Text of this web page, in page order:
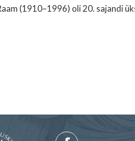
(1910–1996) oli 20. sajandi